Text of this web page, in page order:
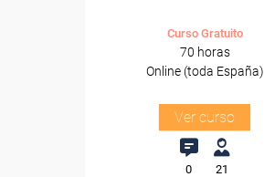
Curso Gratuito
70 horas
Online (toda España)
Ver curso
0 21